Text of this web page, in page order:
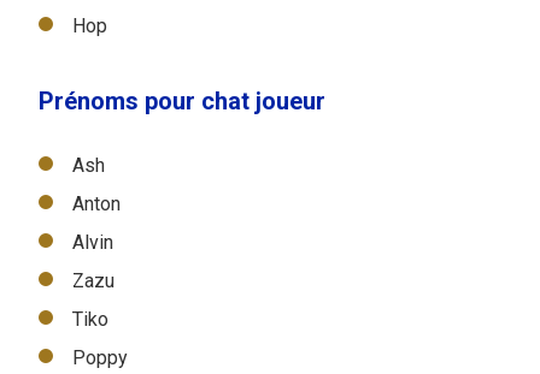
Hop
Prénoms pour chat joueur
Ash
Anton
Alvin
Zazu
Tiko
Poppy